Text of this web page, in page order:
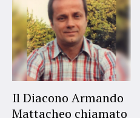
Il Diacono Armando
Mattacheo chiamato